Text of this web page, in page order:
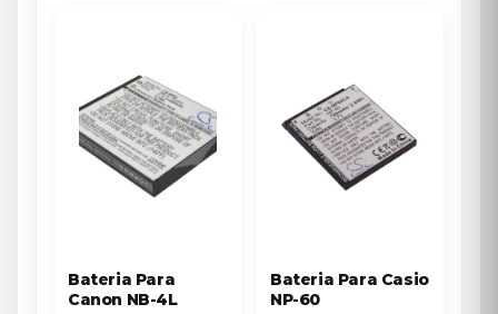
Bateria Para
Canon NB-4L
Bateria Para Casio
NP-60